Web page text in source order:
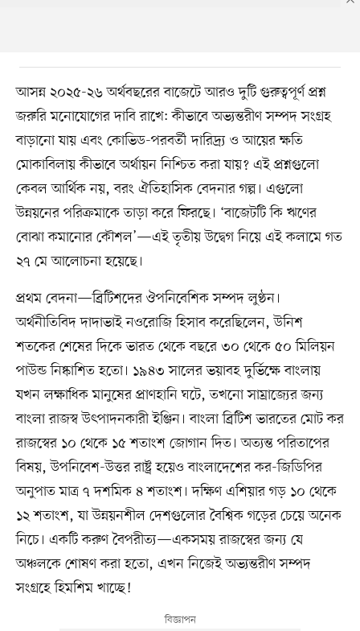
আসন্ন ২০২৫-২৬ অর্থবছরের বাজেটে আরও দুটি গুরুত্বপূর্ণ প্রশ্ন
জরুরি মনোযোগের দাবি রাখে: কীভাবে অভ্যন্তরীণ সম্পদ সংগ্রহ
বাড়ানো যায় এবং কোভিড-পরবর্তী দারিদ্র্য ও আয়ের ক্ষতি
মোকাবিলায় কীভাবে অর্থায়ন নিশ্চিত করা যায়? এই প্রশ্নগুলো
কেবল আর্থিক নয়, বরং ঐতিহাসিক বেদনার গল্প। এগুলো
উন্নয়নের পরিক্রমাকে তাড়া করে ফিরছে। ‘বাজেটটি কি ঋণের
বোঝা কমানোর কৌশল’—এই তৃতীয় উদ্বেগ নিয়ে এই কলামে গত
২৭ মে আলোচনা হয়েছে।
প্রথম বেদনা—ব্রিটিশদের ঔপনিবেশিক সম্পদ লুণ্ঠন।
অর্থনীতিবিদ দাদাভাই নওরোজি হিসাব করেছিলেন, উনিশ
শতকের শেষের দিকে ভারত থেকে বছরে ৩০ থেকে ৫০ মিলিয়ন
পাউন্ড নিষ্কাশিত হতো। ১৯৪৩ সালের ভয়াবহ দুর্ভিক্ষে বাংলায়
যখন লক্ষাধিক মানুষের প্রাণহানি ঘটে, তখনো সাম্রাজ্যের জন্য
বাংলা রাজস্ব উৎপাদনকারী ইঞ্জিন। বাংলা ব্রিটিশ ভারতের মোট কর
রাজস্বের ১০ থেকে ১৫ শতাংশ জোগান দিত। অত্যন্ত পরিতাপের
বিষয়, উপনিবেশ-উত্তর রাষ্ট্র হয়েও বাংলাদেশের কর-জিডিপির
অনুপাত মাত্র ৭ দশমিক ৪ শতাংশ। দক্ষিণ এশিয়ার গড় ১০ থেকে
১২ শতাংশ, যা উন্নয়নশীল দেশগুলোর বৈশ্বিক গড়ের চেয়ে অনেক
নিচে। একটি করুণ বৈপরীত্য—একসময় রাজস্বের জন্য যে
অঞ্চলকে শোষণ করা হতো, এখন নিজেই অভ্যন্তরীণ সম্পদ
সংগ্রহে হিমশিম খাচ্ছে!